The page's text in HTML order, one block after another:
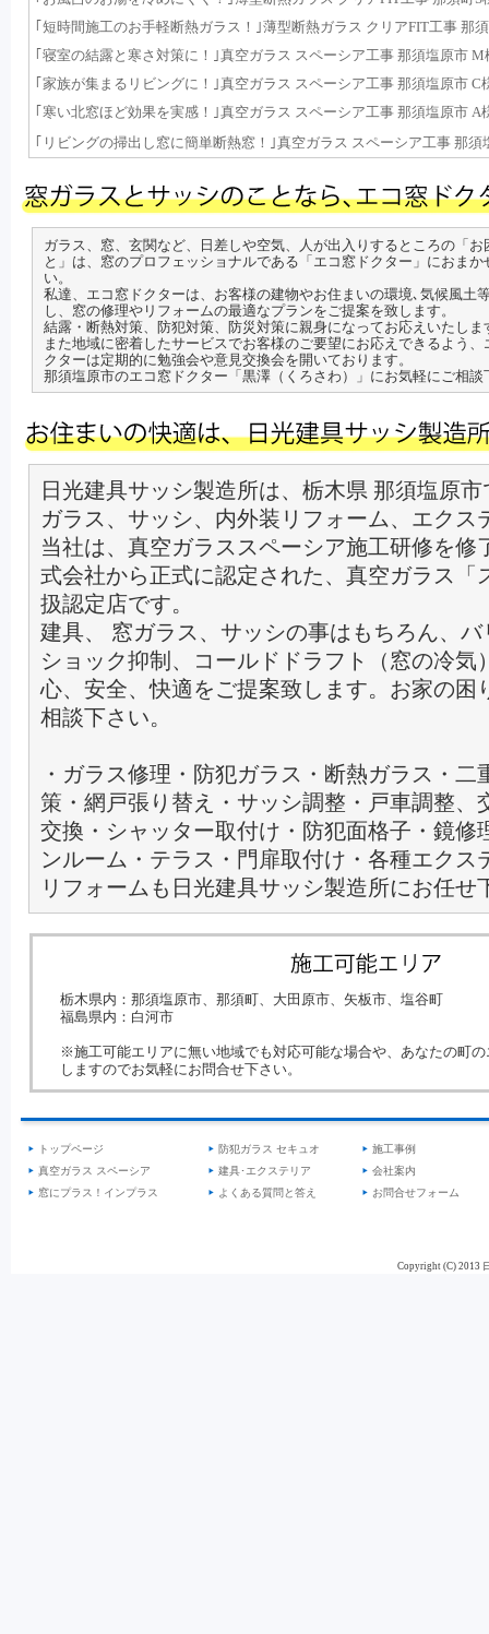
｢短時間施工のお手軽断熱ガラス！｣薄型断熱ガラス クリアFIT工事 那
｢寝室の結露と寒さ対策に！｣真空ガラス スペーシア工事 那須塩原市 M
｢家族が集まるリビングに！｣真空ガラス スペーシア工事 那須塩原市 C
｢寒い北窓ほど効果を実感！｣真空ガラス スペーシア工事 那須塩原市 A
｢リビングの掃出し窓に簡単断熱窓！｣真空ガラス スペーシア工事 那須
ガラス、窓、玄関など、日差しや空気、人が出入りするところの「お
と」は、窓のプロフェッショナルである「エコ窓ドクター」におまか
い。
私達、エコ窓ドクターは、お客様の建物やお住まいの環境､気候風土
し、窓の修理やリフォームの最適なプランをご提案を致します。
結露・断熱対策、防犯対策、防災対策に親身になってお応えいたしま
また地域に密着したサービスでお客様のご要望にお応えできるよう、
クターは定期的に勉強会や意見交換会を開いております。
那須塩原市のエコ窓ドクター「黒澤（くろさわ）」にお気軽にご相談
日光建具サッシ製造所は、栃木県 那須塩原
ガラス、サッシ、内外装リフォーム、エクス
当社は、真空ガラススペーシア施工研修を修
式会社から正式に認定された、真空ガラス「
扱認定店です。
建具、 窓ガラス、サッシの事はもちろん、
ショック抑制、コールドドラフト（窓の冷気
心、安全、快適をご提案致します。お家の困
相談下さい。
・ガラス修理・防犯ガラス・断熱ガラス・二
策・網戸張り替え・サッシ調整・戸車調整、
交換・シャッター取付け・防犯面格子・鏡修
ンルーム・テラス・門扉取付け・各種エクス
リフォームも日光建具サッシ製造所にお任せ
栃木県内：那須塩原市、那須町、大田原市、矢板市、塩谷町
福島県内：白河市
※施工可能エリアに無い地域でも対応可能な場合や、あなたの町
しますのでお気軽にお問合せ下さい。
トップページ 防犯ガラス セキュオ
施工事例
真空ガラス スペーシア
建具･エクステリア
会社案内
窓にプラス！インプラス
よくある質問と答え お問合せフォーム
Copyright (C) 2013